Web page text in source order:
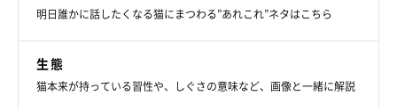
また、猫が安心して過ごせる静かな休息スペースを確保すること
ます。
明日誰かに話したくなる猫にまつわる”あれこれ”ネタはこちら
生態
猫本来が持っている習性や、しぐさの意味など、画像と一緒に解説